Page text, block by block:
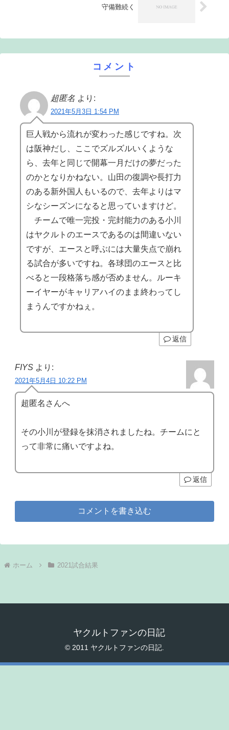
守備難続く
コメント
超匿名 より:
2021年5月3日 1:54 PM
巨人戦から流れが変わった感じですね。次
は阪神だし、ここでズルズルいくような
ら、去年と同じで開幕一月だけの夢だった
のかとなりかねない。山田の復調や長打力
のある新外国人もいるので、去年よりはマ
シなシーズンになると思っていますけど。
チームで唯一完投・完封能力のある小川
はヤクルトのエースであるのは間違いない
ですが、エースと呼ぶには大量失点で崩れ
る試合が多いですね。各球団のエースと比
べると一段格落ち感が否めません。ルーキ
ーイヤーがキャリアハイのまま終わってし
まうんですかねぇ。
返信
FIYS より:
2021年5月4日 10:22 PM
超匿名さんへ
その小川が登録を抹消されましたね。チームにと
って非常に痛いですよね。
返信
コメントを書き込む
ホーム 2021試合結果
ヤクルトファンの日記
© 2011 ヤクルトファンの日記.